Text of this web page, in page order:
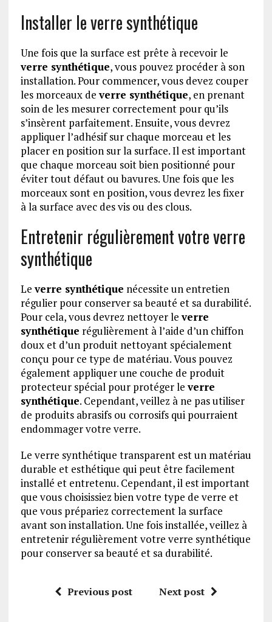
Installer le verre synthétique
Une fois que la surface est prête à recevoir le
verre synthétique, vous pouvez procéder à son
installation. Pour commencer, vous devez couper
les morceaux deverre synthétique, en prenant
soin de les mesurer correctement pour qu’ils
s’insèrent parfaitement. Ensuite, vous devrez
appliquer l’adhésif sur chaque morceau et les
placer en position sur la surface. Il est important
que chaque morceau soit bien positionné pour
éviter tout défaut ou bavures. Une fois que les
morceaux sont en position, vous devrez les fixer
à la surface avec des vis ou des clous.
Entretenir régulièrement votre verre
synthétique
Leverre synthétique nécessite un entretien
régulier pour conserver sa beauté et sa durabilité.
Pour cela, vous devrez nettoyer leverre
synthétique régulièrement à l’aide d’un chiffon
doux et d’un produit nettoyant spécialement
conçu pour ce type de matériau. Vous pouvez
également appliquer une couche de produit
protecteur spécial pour protéger leverre
synthétique. Cependant, veillez à ne pas utiliser
de produits abrasifs ou corrosifs qui pourraient
endommager votre verre.
Le verre synthétique transparent est un matériau
durable et esthétique qui peut être facilement
installé et entretenu. Cependant, il est important
que vous choisissiez bien votre type de verre et
que vous prépariez correctement la surface
avant son installation. Une fois installée, veillez à
entretenir régulièrement votre verre synthétique
pour conserver sa beauté et sa durabilité.
Previous post Next post